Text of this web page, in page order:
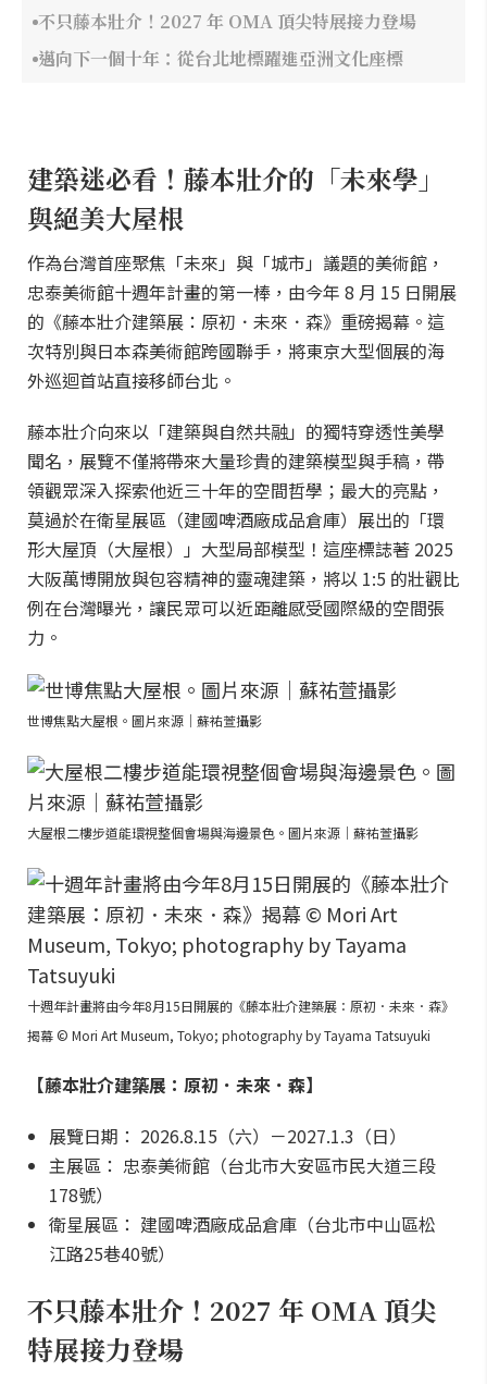
不只藤本壯介！2027 年 OMA 頂尖特展接力登場
邁向下一個十年：從台北地標躍進亞洲文化座標
建築迷必看！藤本壯介的「未來學」
與絕美大屋根
作為台灣首座聚焦「未來」與「城市」議題的美術館，
忠泰美術館十週年計畫的第一棒，由今年 8 月 15 日開展
的《藤本壯介建築展：原初．未來．森》重磅揭幕。這
次特別與日本森美術館跨國聯手，將東京大型個展的海
外巡迴首站直接移師台北。
藤本壯介向來以「建築與自然共融」的獨特穿透性美學
聞名，展覽不僅將帶來大量珍貴的建築模型與手稿，帶
領觀眾深入探索他近三十年的空間哲學；最大的亮點，
莫過於在衛星展區（建國啤酒廠成品倉庫）展出的「環
形大屋頂（大屋根）」大型局部模型！這座標誌著 2025
大阪萬博開放與包容精神的靈魂建築，將以 1:5 的壯觀比
例在台灣曝光，讓民眾可以近距離感受國際級的空間張
力。
世博焦點大屋根。圖片來源｜蘇祐萱攝影
大屋根二樓步道能環視整個會場與海邊景色。圖片來源｜蘇祐萱攝影
十週年計畫將由今年8月15日開展的《藤本壯介建築展：原初．未來．森》
揭幕 © Mori Art Museum, Tokyo; photography by Tayama Tatsuyuki
【藤本壯介建築展：原初．未來．森】
展覽日期： 2026.8.15（六）－2027.1.3（日）
主展區： 忠泰美術館（台北市大安區市民大道三段
178號）
衛星展區： 建國啤酒廠成品倉庫（台北市中山區松
江路25巷40號）
不只藤本壯介！2027 年 OMA 頂尖
特展接力登場